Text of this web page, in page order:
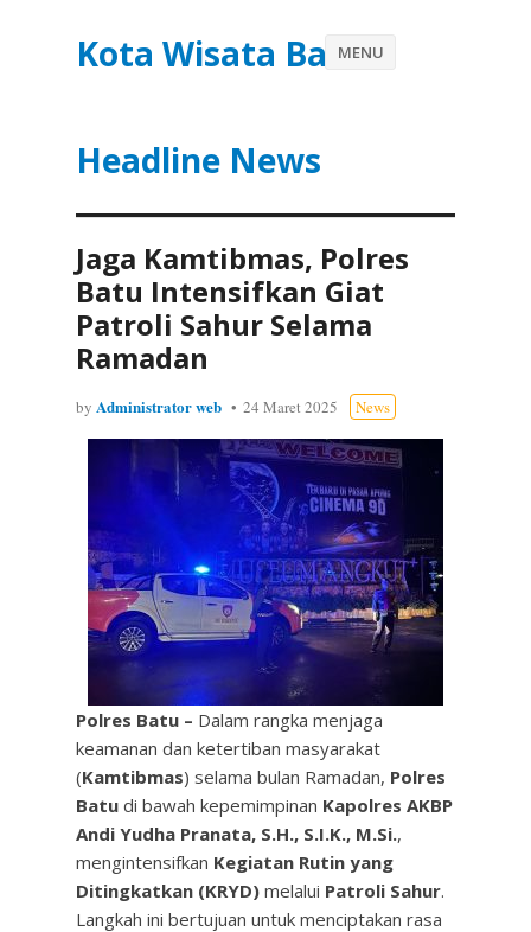
Kota Wisata Batu
Headline News
MENU
Jaga Kamtibmas, Polres
Batu Intensifkan Giat
Patroli Sahur Selama
Ramadan
by Administrator web 24 Maret 2025 News
Polres Batu – Dalam rangka menjaga
keamanan dan ketertiban masyarakat
(Kamtibmas) selama bulan Ramadan, Polres
Batu di bawah kepemimpinan Kapolres AKBP
Andi Yudha Pranata, S.H., S.I.K., M.Si.,
mengintensifkan Kegiatan Rutin yang
Ditingkatkan (KRYD) melalui Patroli Sahur.
Langkah ini bertujuan untuk menciptakan rasa